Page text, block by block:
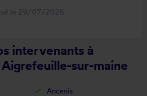
le 29/07/2026
intervenants à
sur-maine
Ancenis